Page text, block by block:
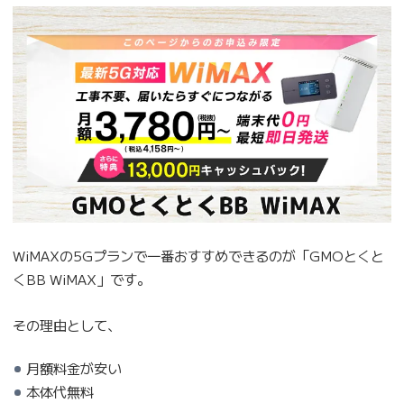
WiMAXの5Gプランで一番おすすめできるのが「GMOとくと
くBB WiMAX」です。
その理由として、
月額料金が安い
本体代無料